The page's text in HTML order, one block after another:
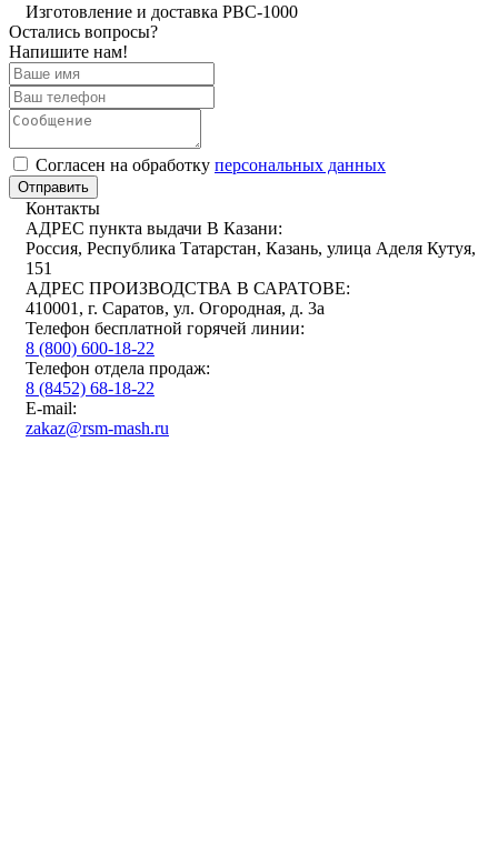
Изготовление и доставка РВС-1000
Остались вопросы?
Напишите нам!
Cогласен на обработку персональных данных
Отправить
Контакты
АДРЕС пункта выдачи В Казани:
Россия, Республика Татарстан, Казань, улица Аделя Кутуя,
151
АДРЕС ПРОИЗВОДСТВА В САРАТОВЕ:
410001, г. Саратов, ул. Огородная, д. 3а
Телефон бесплатной горячей линии:
8 (800) 600-18-22
Телефон отдела продаж:
8 (8452) 68-18-22
E-mail:
zakaz@rsm-mash.ru